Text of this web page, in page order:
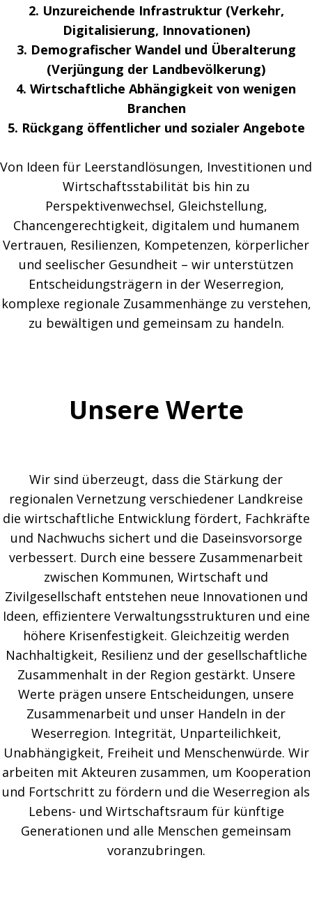
2. Unzureichende Infrastruktur (Verkehr,
Digitalisierung, Innovationen)
3. Demografischer Wandel und Überalterung
(Verjüngung der Landbevölkerung)
4. Wirtschaftliche Abhängigkeit von wenigen
Branchen
5. Rückgang öffentlicher und sozialer Angebote
Von Ideen für Leerstandlösungen, Investitionen und
Wirtschaftsstabilität bis hin zu
Perspektivenwechsel, Gleichstellung,
Chancengerechtigkeit, digitalem und humanem
Vertrauen, Resilienzen, Kompetenzen, körperlicher
und seelischer Gesundheit – wir unterstützen
Entscheidungsträgern in der Weserregion,
komplexe regionale Zusammenhänge zu verstehen,
zu bewältigen und gemeinsam zu handeln.
Unsere Werte
Wir sind überzeugt, dass die Stärkung der
regionalen Vernetzung verschiedener Landkreise
die wirtschaftliche Entwicklung fördert, Fachkräfte
und Nachwuchs sichert und die Daseinsvorsorge
verbessert. Durch eine bessere Zusammenarbeit
zwischen Kommunen, Wirtschaft und
Zivilgesellschaft entstehen neue Innovationen und
Ideen, effizientere Verwaltungsstrukturen und eine
höhere Krisenfestigkeit. Gleichzeitig werden
Nachhaltigkeit, Resilienz und der gesellschaftliche
Zusammenhalt in der Region gestärkt. Unsere
Werte prägen unsere Entscheidungen, unsere
Zusammenarbeit und unser Handeln in der
Weserregion. Integrität, Unparteilichkeit,
Unabhängigkeit, Freiheit und Menschenwürde. Wir
arbeiten mit Akteuren zusammen, um Kooperation
und Fortschritt zu fördern und die Weserregion als
Lebens- und Wirtschaftsraum für künftige
Generationen und alle Menschen gemeinsam
voranzubringen.